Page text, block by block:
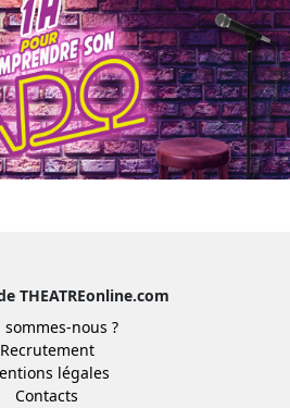
THEATREonline.com
sommes-nous ?
Recrutement
légales
Contacts